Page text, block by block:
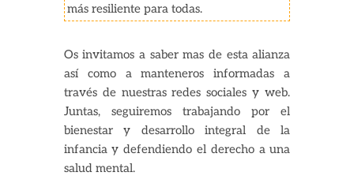
más resiliente para todas.
Os invitamos a saber mas de esta alianza
así como a manteneros informadas a
través de nuestras redes sociales y web.
Juntas, seguiremos trabajando por el
bienestar y desarrollo integral de la
infancia y defendiendo el derecho a una
salud mental.